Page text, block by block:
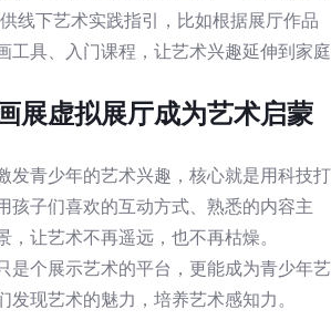
线下艺术实践指引，比如根据展厅作品
工具、入门课程，让艺术兴趣延伸到家庭
展虚拟展厅成为艺术启蒙
发青少年的艺术兴趣，核心就是用科技打
孩子们喜欢的互动方式、熟悉的内容主
，让艺术不再遥远，也不再枯燥。
是个展示艺术的平台，更能成为青少年艺
发现艺术的魅力，培养艺术感知力。